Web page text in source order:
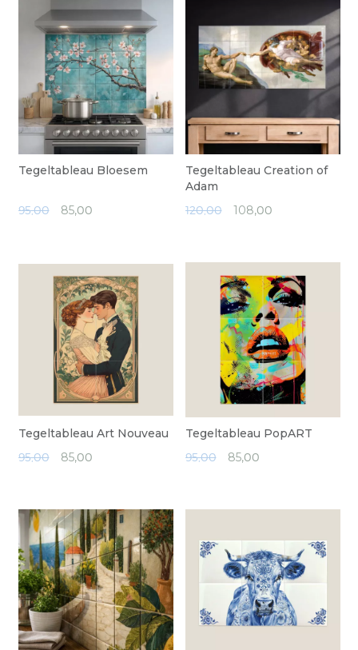
Tegeltableau Bloesem
95,00 85,00
Tegeltableau Creation of
Adam
120,00 108,00
Tegeltableau Art Nouveau
95,00 85,00
Tegeltableau PopART
95,00 85,00